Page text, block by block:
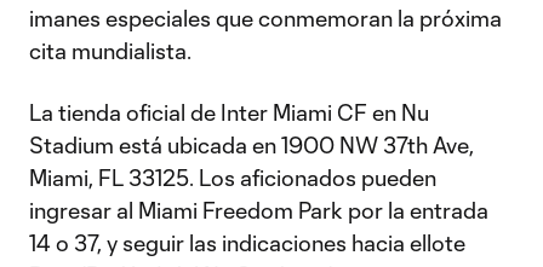
imanes especiales que conmemoran la próxima
cita mundialista.
La tienda oficial de Inter Miami CF en Nu
Stadium está ubicada en 1900 NW 37th Ave,
Miami, FL 33125. Los aficionados pueden
ingresar al Miami Freedom Park por la entrada
14 o 37, y seguir las indicaciones hacia ellote